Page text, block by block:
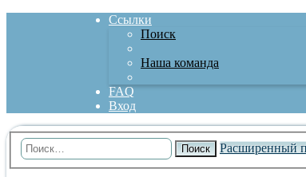
Ссылки
Поиск
Наша команда
FAQ
Вход
Поиск Расширенный